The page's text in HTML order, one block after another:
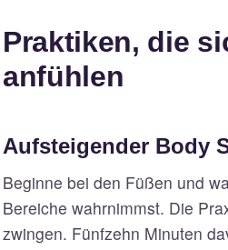
Praktiken, die
anfühlen
Aufsteigender Body
Beginne bei den Füßen und
Bereiche wahrnimmst. Die
zwingen. Fünfzehn Minuten